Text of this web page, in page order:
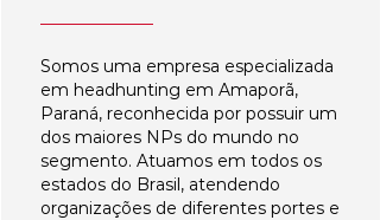
Somos uma empresa especializada
em headhunting em Amaporã,
Paraná, reconhecida por possuir um
dos maiores NPs do mundo no
segmento. Atuamos em todos os
estados do Brasil, atendendo
organizações de diferentes portes e